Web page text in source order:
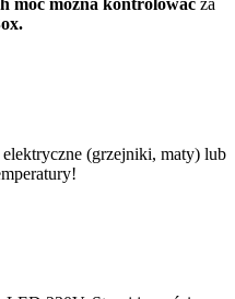
(grzejniki, maty) lub